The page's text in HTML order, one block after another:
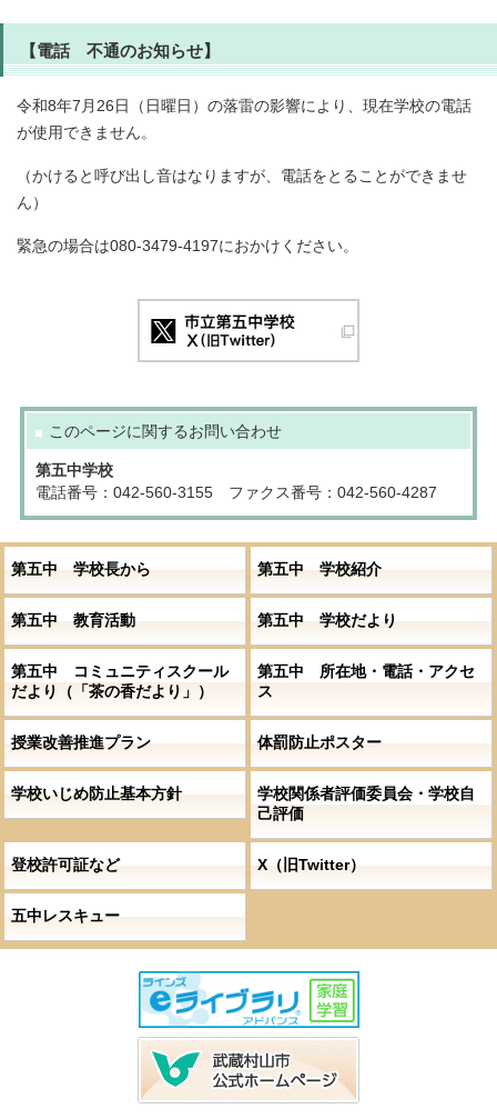
【電話 不通のお知らせ】
令和8年7月26日（日曜日）の落雷の影響により、現在学校の電話
が使用できません。
（かけると呼び出し音はなりますが、電話をとることができませ
ん）
緊急の場合は080-3479-4197におかけください。
このページに関する お問い合わせ
第五中学校
電話番号：042-560-3155 ファクス番号：042-560-4287
第五中 学校長から 第五中 学校紹介
第五中 教育活動 第五中 学校だより
第五中 コミュニティスクール
だより（「茶の香だより」）
第五中 所在地・電話・アクセ
ス
授業改善推進プラン 体罰防止ポスター
学校いじめ防止基本方針
学校関係者評価委員会・学校自
己評価
登校許可証など X（旧Twitter）
五中レスキュー